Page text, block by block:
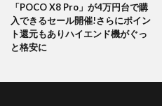
「POCO X8 Pro」が4万円台で購
入できるセール開催!さらにポイン
ト還元もありハイエンド機がぐっ
と格安に